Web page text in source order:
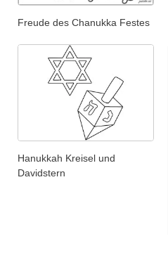
Freude des Chanukka Festes
Hanukkah Kreisel und
Davidstern